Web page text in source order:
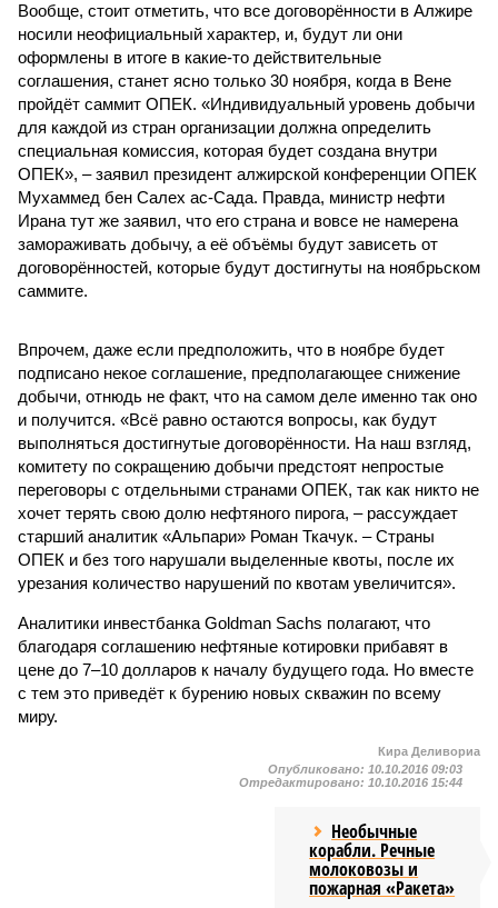
Вообще, стоит отметить, что все договорённости в Алжире
носили неофициальный характер, и, будут ли они
оформлены в итоге в какие-то действительные
соглашения, станет ясно только 30 ноября, когда в Вене
пройдёт саммит ОПЕК. «Индивидуальный уровень добычи
для каждой из стран организации должна определить
специальная комиссия, которая будет создана внутри
ОПЕК», – заявил президент алжирской конференции ОПЕК
Мухаммед бен Салех ас-Сада. Правда, министр нефти
Ирана тут же заявил, что его страна и вовсе не намерена
замораживать добычу, а её объёмы будут зависеть от
договорённостей, которые будут достигнуты на ноябрьском
саммите.
Впрочем, даже если предположить, что в ноябре будет
подписано некое соглашение, предполагающее снижение
добычи, отнюдь не факт, что на самом деле именно так оно
и получится. «Всё равно остаются вопросы, как будут
выполняться достигнутые договорённости. На наш взгляд,
комитету по сокращению добычи предстоят непростые
переговоры с отдельными странами ОПЕК, так как никто не
хочет терять свою долю нефтяного пирога, – рассуждает
старший аналитик «Альпари» Роман Ткачук. – Страны
ОПЕК и без того нарушали выделенные квоты, после их
урезания количество нарушений по квотам увеличится».
Аналитики инвестбанка Goldman Sachs полагают, что
благодаря соглашению нефтяные котировки прибавят в
цене до 7–10 долларов к началу будущего года. Но вместе
с тем это приведёт к бурению новых скважин по всему
миру.
Кира Деливориа
Опубликовано: 10.10.2016 09:03
Отредактировано: 10.10.2016 15:44
Необычные
корабли. Речные
молоковозы и
пожарная «Ракета»